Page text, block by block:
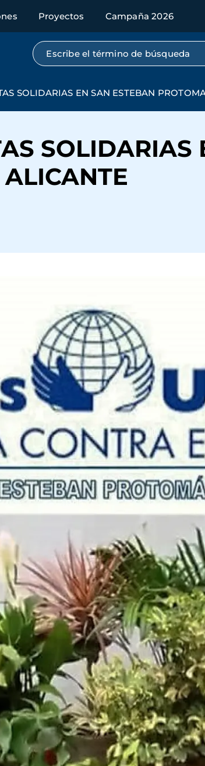
Proyectos Campaña 2026
Búsqueda por texto completo
SOLIDARIAS EN SAN ESTEBAN
SOLIDARIAS